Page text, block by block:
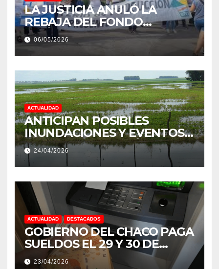
LA JUSTICIA ANULÓ LA
REBAJA DEL FONDO
ESTÍMULO A EMPLEADOS DE
PRODUCCIÓN DE LA
PROVINCIA DEL CHACO
06/05/2026
ACTUALIDAD
ANTICIPAN POSIBLES
INUNDACIONES Y EVENTOS
EXTREMOS: “PODRÍA SER UN
NIÑO MUY IMPORTANTE”
24/04/2026
ACTUALIDAD DESTACADOS
GOBIERNO DEL CHACO PAGA
SUELDOS EL 29 Y 30 DE
ABRIL, CON EL 2% DE
23/04/2026